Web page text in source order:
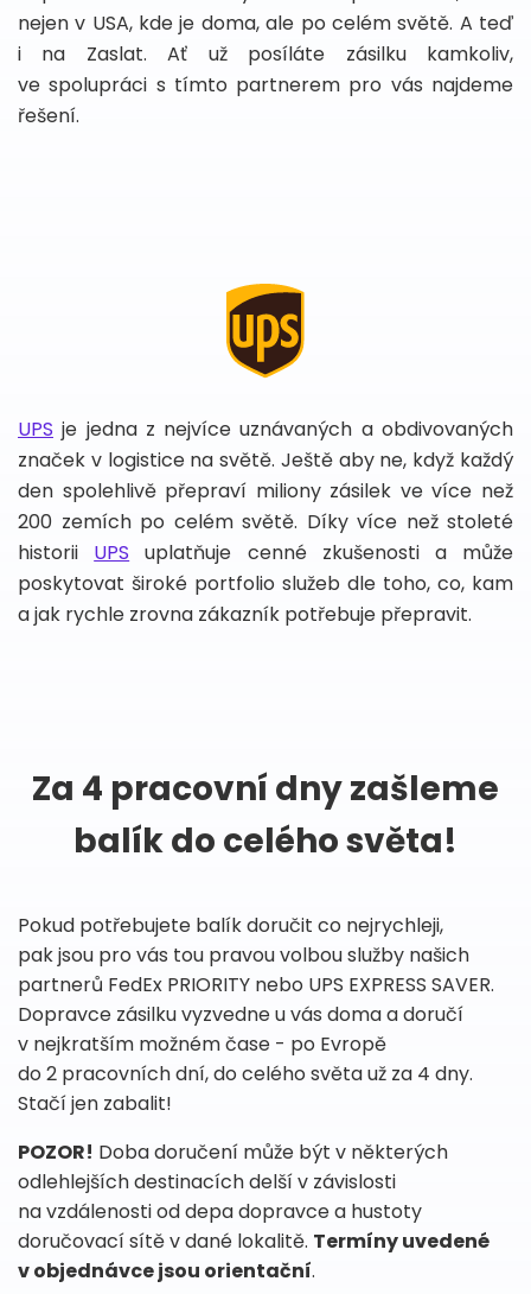
nejen v USA, kde je doma, ale po celém světě. A teď
i na Zaslat. Ať už posíláte zásilku kamkoliv,
ve spolupráci s tímto partnerem pro vás najdeme
řešení.
UPS je jedna z nejvíce uznávaných a obdivovaných
značek v logistice na světě. Ještě aby ne, když každý
den spolehlivě přepraví miliony zásilek ve více než
200 zemích po celém světě. Díky více než stoleté
historii UPS uplatňuje cenné zkušenosti a může
poskytovat široké portfolio služeb dle toho, co, kam
a jak rychle zrovna zákazník potřebuje přepravit.
Za 4 pracovní dny zašleme
balík do celého světa!
Pokud potřebujete balík doručit co nejrychleji,
pak jsou pro vás tou pravou volbou služby našich
partnerů FedEx PRIORITY nebo UPS EXPRESS SAVER.
Dopravce zásilku vyzvedne u vás doma a doručí
v nejkratším možném čase - po Evropě
do 2 pracovních dní, do celého světa už za 4 dny.
Stačí jen zabalit!
POZOR! Doba doručení může být v některých
odlehlejších destinacích delší v závislosti
na vzdálenosti od depa dopravce a hustoty
doručovací sítě v dané lokalitě. Termíny uvedené
v objednávce jsou orientační.